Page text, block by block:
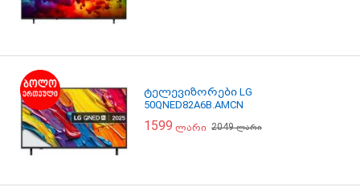
ტელევიზორები LG
50QNED82A6B.AMCN
1599 ლარი 2049ლარი